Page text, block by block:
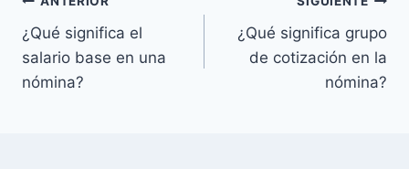
Navegación
de
entradas
¿Qué significa el
salario base en una
nómina?
¿Qué significa grupo
de cotización en la
nómina?